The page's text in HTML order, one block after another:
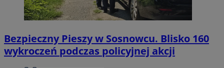
Bezpieczny Pieszy w Sosnowcu. Blisko 160
wykroczeń podczas policyjnej akcji